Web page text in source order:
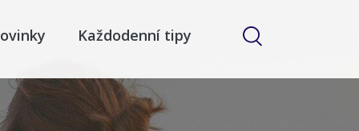
Každodenní tipy